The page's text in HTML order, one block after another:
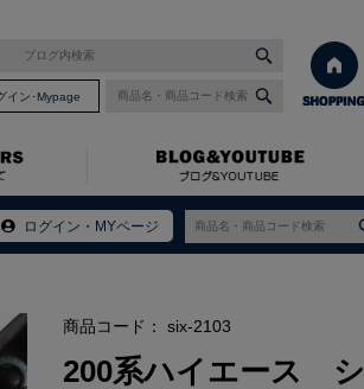
イン･Mypage
ログイン・MYページ
ターバイザーVer.III
商品コード： six-2103
200系ハイエース シ